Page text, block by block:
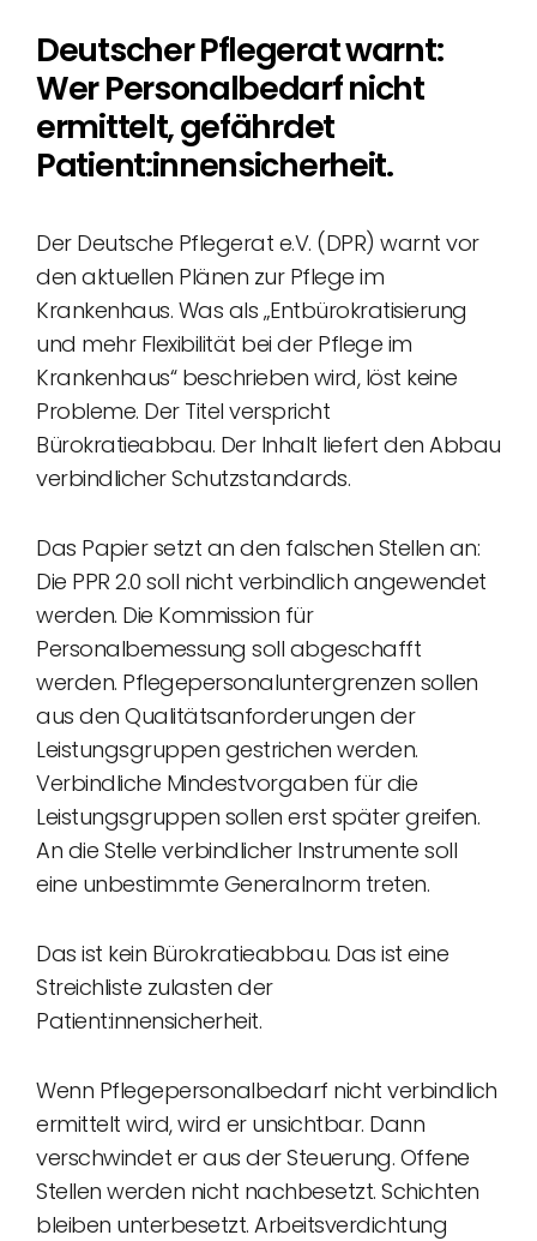
Deutscher Pflegerat warnt:
Wer Personalbedarf nicht
ermittelt, gefährdet
Patient:innensicherheit.
Der Deutsche Pflegerat e.V. (DPR) warnt vor
den aktuellen Plänen zur Pflege im
Krankenhaus. Was als „Entbürokratisierung
und mehr Flexibilität bei der Pflege im
Krankenhaus“ beschrieben wird, löst keine
Probleme. Der Titel verspricht
Bürokratieabbau. Der Inhalt liefert den Abbau
verbindlicher Schutzstandards.
Das Papier setzt an den falschen Stellen an:
Die PPR 2.0 soll nicht verbindlich angewendet
werden. Die Kommission für
Personalbemessung soll abgeschafft
werden. Pflegepersonaluntergrenzen sollen
aus den Qualitätsanforderungen der
Leistungsgruppen gestrichen werden.
Verbindliche Mindestvorgaben für die
Leistungsgruppen sollen erst später greifen.
An die Stelle verbindlicher Instrumente soll
eine unbestimmte Generalnorm treten.
Das ist kein Bürokratieabbau. Das ist eine
Streichliste zulasten der
Patient:innensicherheit.
Wenn Pflegepersonalbedarf nicht verbindlich
ermittelt wird, wird er unsichtbar. Dann
verschwindet er aus der Steuerung. Offene
Stellen werden nicht nachbesetzt. Schichten
bleiben unterbesetzt. Arbeitsverdichtung